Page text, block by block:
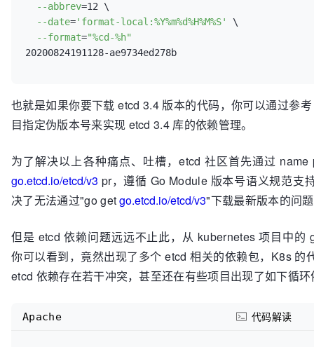
--abbrev=12 \
--date='format-local:%Y%m%d%H%M%S'
\
--format="%cd-%h"
也就是如果你要下载 etcd 3.4 版本的代码，你可以通过参
目指定伪版本号来实现 etcd 3.4 库的依赖管理。
为了解决以上各种痛点、吐槽，etcd 社区首先通过 name
go.etcd.io/etcd/v3 pr，遵循 Go Module 版本号语义规范支
决了无法通过"go getgo.etcd.io/etcd/v3"下载最新版本的问
但是 etcd 依赖问题远远不止此，从 kubernetes 项目中的
你可以看到，竟然出现了多个 etcd 相关的依赖包，K8s 的
etcd 依赖存在若干冲突，甚至还在有些项目出现了如下循
Apache 代码解读